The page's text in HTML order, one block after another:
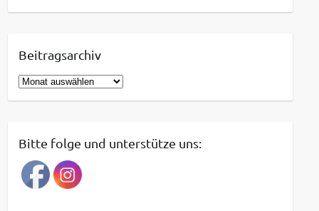
Beitragsarchiv
B
e
r
a
g
Bitte folge und unterstütze uns: